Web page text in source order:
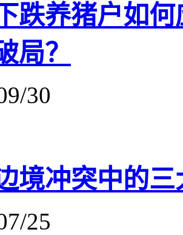
跌养猪户如
局？
30
境冲突中的
25